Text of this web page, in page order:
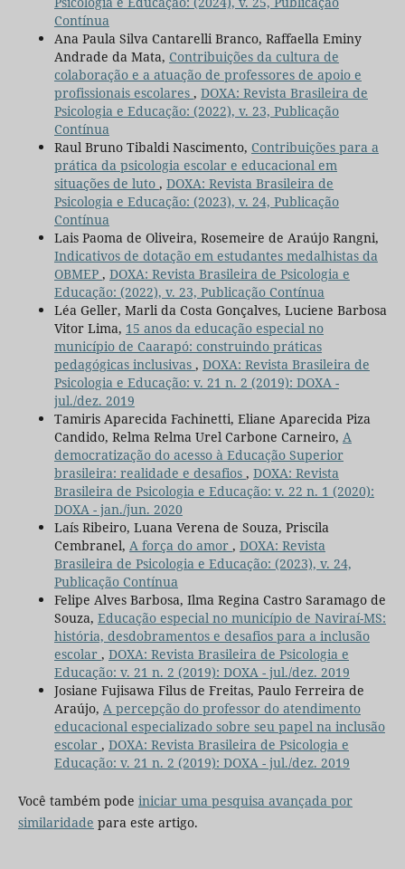
Contínua
Ana Paula Silva Cantarelli Branco, Raffaella Eminy
Andrade da Mata, Contribuições da cultura de
colaboração e a atuação de professores de apoio e
profissionais escolares , DOXA: Revista Brasileira de
Psicologia e Educação: (2022), v. 23, Publicação
Contínua
Raul Bruno Tibaldi Nascimento, Contribuições para a
prática da psicologia escolar e educacional em
situações de luto , DOXA: Revista Brasileira de
Psicologia e Educação: (2023), v. 24, Publicação
Contínua
Lais Paoma de Oliveira, Rosemeire de Araújo Rangni,
Indicativos de dotação em estudantes medalhistas da
OBMEP , DOXA: Revista Brasileira de Psicologia e
Educação: (2022), v. 23, Publicação Contínua
Léa Geller, Marli da Costa Gonçalves, Luciene Barbosa
Vitor Lima, 15 anos da educação especial no
município de Caarapó: construindo práticas
pedagógicas inclusivas , DOXA: Revista Brasileira de
Psicologia e Educação: v. 21 n. 2 (2019): DOXA -
jul./dez. 2019
Tamiris Aparecida Fachinetti, Eliane Aparecida Piza
Candido, Relma Relma Urel Carbone Carneiro, A
democratização do acesso à Educação Superior
brasileira: realidade e desafios , DOXA: Revista
Brasileira de Psicologia e Educação: v. 22 n. 1 (2020):
DOXA - jan./jun. 2020
Laís Ribeiro, Luana Verena de Souza, Priscila
Cembranel, A força do amor , DOXA: Revista
Brasileira de Psicologia e Educação: (2023), v. 24,
Publicação Contínua
Felipe Alves Barbosa, Ilma Regina Castro Saramago de
Souza, Educação especial no município de Naviraí-MS:
história, desdobramentos e desafios para a inclusão
escolar , DOXA: Revista Brasileira de Psicologia e
Educação: v. 21 n. 2 (2019): DOXA - jul./dez. 2019
Josiane Fujisawa Filus de Freitas, Paulo Ferreira de
Araújo, A percepção do professor do atendimento
educacional especializado sobre seu papel na inclusão
escolar , DOXA: Revista Brasileira de Psicologia e
Educação: v. 21 n. 2 (2019): DOXA - jul./dez. 2019
Você também pode iniciar uma pesquisa avançada por
similaridade para este artigo.